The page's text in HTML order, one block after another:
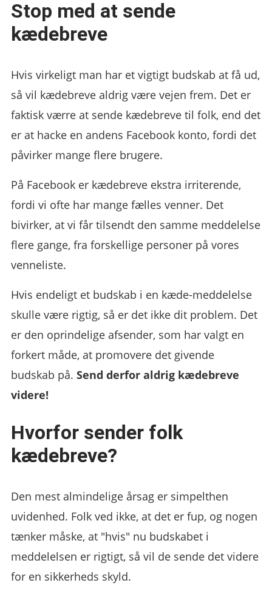
Stop med at sende
kædebreve
Hvis virkeligt man har et vigtigt budskab at få ud,
så vil kædebreve aldrig være vejen frem. Det er
faktisk værre at sende kædebreve til folk, end det
er at hacke en andens Facebook konto, fordi det
påvirker mange flere brugere.
På Facebook er kædebreve ekstra irriterende,
fordi vi ofte har mange fælles venner. Det
bivirker, at vi får tilsendt den samme meddelelse
flere gange, fra forskellige personer på vores
venneliste.
Hvis endeligt et budskab i en kæde-meddelelse
skulle være rigtig, så er det ikke dit problem. Det
er den oprindelige afsender, som har valgt en
forkert måde, at promovere det givende
budskab på.Send derfor aldrig kædebreve
videre!
Hvorfor sender folk
kædebreve?
Den mest almindelige årsag er simpelthen
uvidenhed. Folk ved ikke, at det er fup, og nogen
tænker måske, at "hvis" nu budskabet i
meddelelsen er rigtigt, så vil de sende det videre
for en sikkerheds skyld.